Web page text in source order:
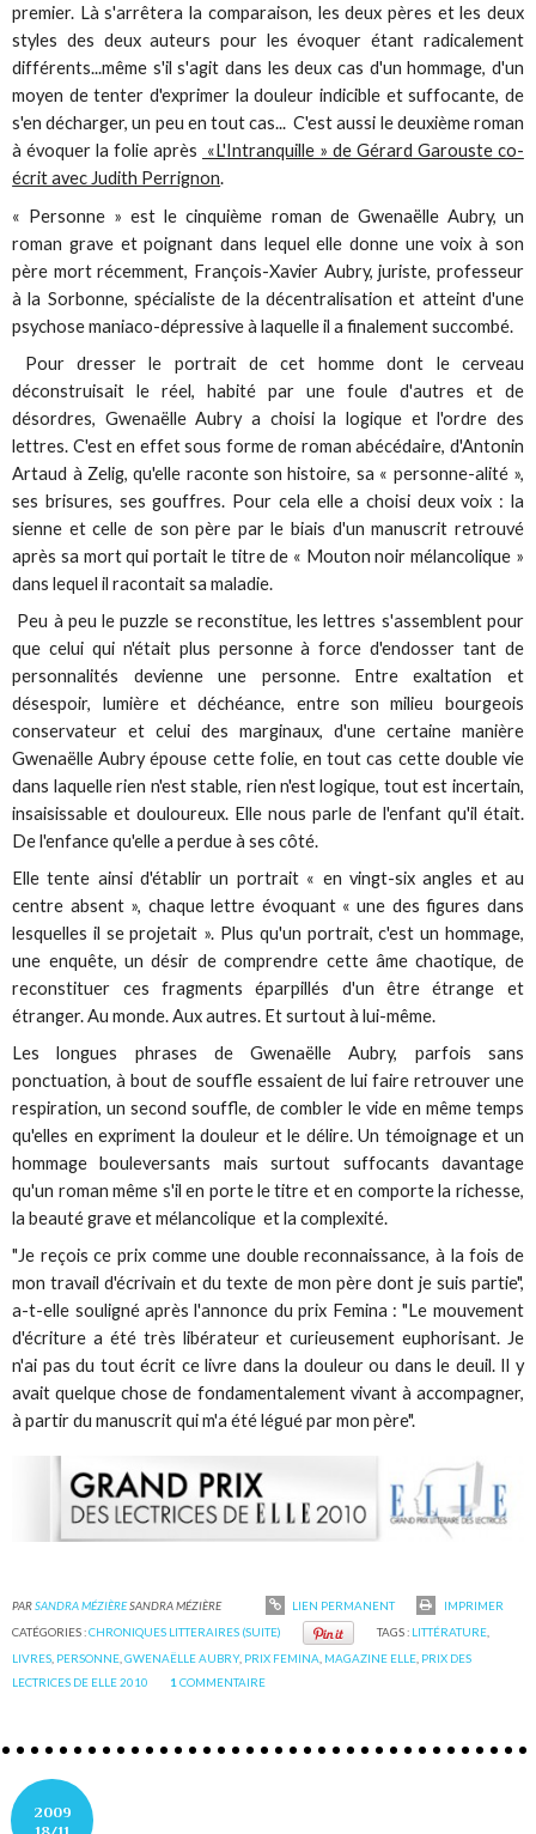
premier. Là s'arrêtera la comparaison, les deux pères et les deux
styles des deux auteurs pour les évoquer étant radicalement
différents...même s'il s'agit dans les deux cas d'un hommage, d'un
moyen de tenter d'exprimer la douleur indicible et suffocante, de
s'en décharger, un peu en tout cas... C'est aussi le deuxième roman
à évoquer la folie après «L'Intranquille » de Gérard Garouste co-
écrit avec Judith Perrignon.
« Personne » est le cinquième roman de Gwenaëlle Aubry, un
roman grave et poignant dans lequel elle donne une voix à son
père mort récemment, François-Xavier Aubry, juriste, professeur
à la Sorbonne, spécialiste de la décentralisation et atteint d'une
psychose maniaco-dépressive à laquelle il a finalement succombé.
Pour dresser le portrait de cet homme dont le cerveau
déconstruisait le réel, habité par une foule d'autres et de
désordres, Gwenaëlle Aubry a choisi la logique et l'ordre des
lettres. C'est en effet sous forme de roman abécédaire, d'Antonin
Artaud à Zelig, qu'elle raconte son histoire, sa « personne-alité »,
ses brisures, ses gouffres. Pour cela elle a choisi deux voix : la
sienne et celle de son père par le biais d'un manuscrit retrouvé
après sa mort qui portait le titre de « Mouton noir mélancolique »
dans lequel il racontait sa maladie.
Peu à peu le puzzle se reconstitue, les lettres s'assemblent pour
que celui qui n'était plus personne à force d'endosser tant de
personnalités devienne une personne. Entre exaltation et
désespoir, lumière et déchéance, entre son milieu bourgeois
conservateur et celui des marginaux, d'une certaine manière
Gwenaëlle Aubry épouse cette folie, en tout cas cette double vie
dans laquelle rien n'est stable, rien n'est logique, tout est incertain,
insaisissable et douloureux. Elle nous parle de l'enfant qu'il était.
De l'enfance qu'elle a perdue à ses côté.
Elle tente ainsi d'établir un portrait « en vingt-six angles et au
centre absent », chaque lettre évoquant « une des figures dans
lesquelles il se projetait ». Plus qu'un portrait, c'est un hommage,
une enquête, un désir de comprendre cette âme chaotique, de
reconstituer ces fragments éparpillés d'un être étrange et
étranger. Au monde. Aux autres. Et surtout à lui-même.
Les longues phrases de Gwenaëlle Aubry, parfois sans
ponctuation, à bout de souffle essaient de lui faire retrouver une
respiration, un second souffle, de combler le vide en même temps
qu'elles en expriment la douleur et le délire. Un témoignage et un
hommage bouleversants mais surtout suffocants davantage
qu'un roman même s'il en porte le titre et en comporte la richesse,
la beauté grave et mélancolique et la complexité.
"Je reçois ce prix comme une double reconnaissance, à la fois de
mon travail d'écrivain et du texte de mon père dont je suis partie",
a-t-elle souligné après l'annonce du prix Femina : "Le mouvement
d'écriture a été très libérateur et curieusement euphorisant. Je
n'ai pas du tout écrit ce livre dans la douleur ou dans le deuil. Il y
avait quelque chose de fondamentalement vivant à accompagner,
à partir du manuscrit qui m'a été légué par mon père".
PARSANDRA MÉZIÈRESANDRA MÉZIÈRE LIEN PERMANENT
IMPRIMER
CATÉGORIES :CHRONIQUES LITTERAIRES (SUITE) TAGS : LITTÉRATURE,
LIVRES PERSONNE ,GWENAËLLE AUBRY, PRIX FEMINA MAGAZINE ELLE PRIX DES
LECTRICES DE ELLE 2010
1 COMMENTAIRE
2009